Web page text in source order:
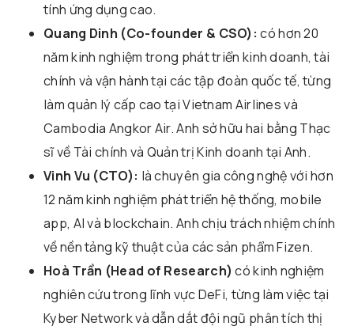
tính ứng dụng cao.
Quang Dinh (Co-founder & CSO): có hơn 20
năm kinh nghiệm trong phát triển kinh doanh, tài
chính và vận hành tại các tập đoàn quốc tế, từng
làm quản lý cấp cao tại Vietnam Airlines và
Cambodia Angkor Air. Anh sở hữu hai bằng Thạc
sĩ về Tài chính và Quản trị Kinh doanh tại Anh.
Vinh Vu (CTO): là chuyên gia công nghệ với hơn
12 năm kinh nghiệm phát triển hệ thống, mobile
app, AI và blockchain. Anh chịu trách nhiệm chính
về nền tảng kỹ thuật của các sản phẩm Fizen.
Hoà Trần (Head of Research) có kinh nghiệm
nghiên cứu trong lĩnh vực DeFi, từng làm việc tại
Kyber Network và dẫn dắt đội ngũ phân tích thị